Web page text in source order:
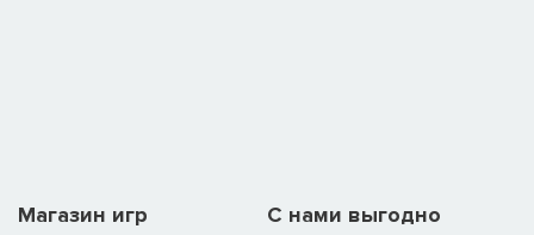
Магазин игр C нами выгодно